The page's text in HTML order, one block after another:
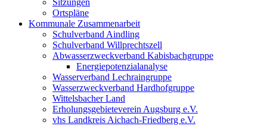
Sitzungen
Ortspläne
Kommunale Zusammenarbeit
Schulverband Aindling
Schulverband Willprechtszell
Abwasserzweckverband Kabisbachgruppe
Energiepotenzialanalyse
Wasserverband Lechraingruppe
Wasserzweckverband Hardhofgruppe
Wittelsbacher Land
Erholungsgebieteverein Augsburg e.V.
vhs Landkreis Aichach-Friedberg e.V.